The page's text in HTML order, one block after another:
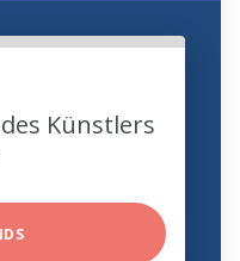
Künstlers